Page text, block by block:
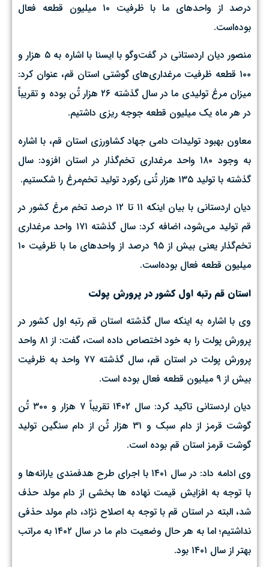
درصد از واحدهای ما با ظرفیت ۱۰ میلیون قطعه فعال
بوده‌است.
منصور دیان اردستانی در گفت‌وگو با ایسنا با اشاره به ۵ هزار و
۱۰۰ قطعه ظرفیت مرغداری‌های گوشتی استان قم، عنوان کرد:
میزان مرغ تولیدی ما در سال گذشته ۲۶ هزار تُن بوده و تقریباً
در هر ماه یک میلیون قطعه جوجه ریزی داشتیم.
معاون بهبود تولیدات دامی جهاد کشاورزی استان قم، با اشاره
به وجود ۱۸۰ واحد مرغداری تخم‌گذار در استان افزود: سال
گذشته با تولید ۱۳۵ هزار تُنی رکورد تولید تخم‌مرغ را شکستیم.
دیان اردستانی با بیان اینکه ۱۱ تا ۱۲ درصد تخم مرغ کشور در
قم تولید می‌شود، اضافه کرد: سال گذشته ۱۷۱ واحد مرغداری
تخم‌گذار یعنی بیش‌ از ۹۵ درصد از واحدهای ما با ظرفیت ۱۰
میلیون قطعه فعال بوده‌است.
استان قم رتبه اول کشور در پرورش پولت
وی با اشاره به اینکه سال گذشته استان قم رتبه اول کشور در
پرورش پولت را به خود اختصاص داده است، گفت: از ۸۱ واحد
پرورش پولت در استان قم، سال گذشته ۷۷ واحد به ظرفیت
بیش از ۹ میلیون قطعه فعال بوده است.
دیان اردستانی تاکید کرد: سال ۱۴۰۲ تقریباً ۷ هزار و ۳۰۰ تُن
گوشت قرمز از دام سبک و ۳۱ هزار تُن از دام سنگین تولید
گوشت قرمز استان قم بوده است.
وی ادامه داد: در سال ۱۴۰۱ با اجرای طرح هدفمندی یارانه‌ها و
با توجه به افزایش قیمت نهاده ها بخشی از دام مولد حذف
شد، البته در استان قم با توجه به اصلاح نژاد، دام مولد حذفی
نداشتیم؛ اما به هر حال وضعیت دام ما در سال ۱۴۰۲ به مراتب
بهتر از سال ۱۴۰۱ بود.